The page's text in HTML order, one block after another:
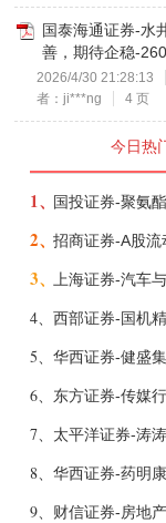
国泰海通证券-水
善，期待企稳-
2026/4/30 21:28:13
者：ji***ng
4 页
今日热
1、
2、
3、
4、
5、
6、
7、
8、
9、